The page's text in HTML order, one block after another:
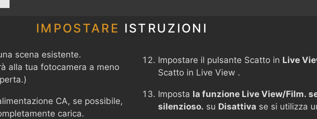
IMPOSTARE ISTRUZIONI
scena esistente.
alla tua fotocamera a meno
CA, se possibile,
carica.
Impostare il pulsante Scatto in Live
Scatto in Live View .
Imposta la funzione Live View/Film.
silenzioso. su Disattiva se si utilizza